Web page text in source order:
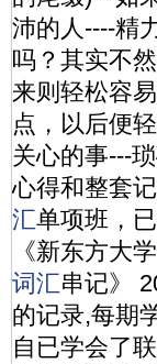
沛的人----精
吗？其实不
来则轻松容
点，以后便
关心的事---
心得和整套记
汇单项班，
《新东方大学
词汇串记》
的记录,每期
自已学会了